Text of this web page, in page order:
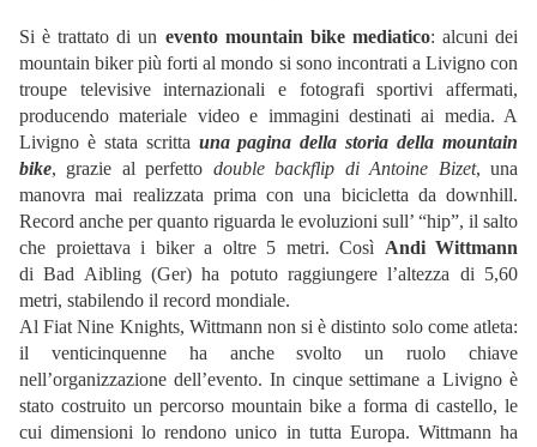
Si è trattato di un evento mountain bike mediatico: alcuni dei
mountain biker più forti al mondo si sono incontrati a Livigno con
troupe televisive internazionali e fotografi sportivi affermati,
producendo materiale video e immagini destinati ai media. A
Livigno è stata scritta una pagina della storia della mountain
bike, grazie al perfetto double backflip di Antoine Bizet, una
manovra mai realizzata prima con una bicicletta da downhill.
Record anche per quanto riguarda le evoluzioni sull’ “hip”, il salto
che proiettava i biker a oltre 5 metri. Così Andi Wittmann
diBad Aibling (Ger) ha potuto raggiungere l’altezza di 5,60
metri, stabilendo il record mondiale.
Al Fiat Nine Knights, Wittmann non si è distinto solo come atleta:
il venticinquenne ha anche svolto un ruolo chiave
nell’organizzazione dell’evento. In cinque settimane a Livigno è
stato costruito un percorso mountain bike a forma di castello, le
cui dimensioni lo rendono unico in tutta Europa. Wittmann ha